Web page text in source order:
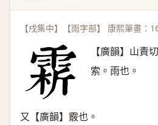
【戌集中】【雨字部】 康熙筆畫：
【廣韻】山責
索。雨也。
又【廣韻】霰也。